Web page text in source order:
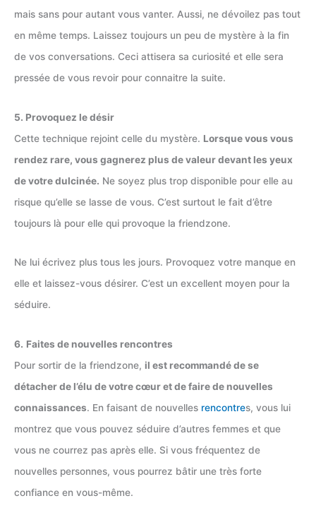
mais sans pour autant vous vanter. Aussi, ne dévoilez pas tout
en même temps. Laissez toujours un peu de mystère à la fin
de vos conversations. Ceci attisera sa curiosité et elle sera
pressée de vous revoir pour connaitre la suite.
5. Provoquez le désir
Cette technique rejoint celle du mystère. Lorsque vous vous
rendez rare, vous gagnerez plus de valeur devant les yeux
de votre dulcinée. Ne soyez plus trop disponible pour elle au
risque qu’elle se lasse de vous. C’est surtout le fait d’être
toujours là pour elle qui provoque la friendzone.
Ne lui écrivez plus tous les jours. Provoquez votre manque en
elle et laissez-vous désirer. C’est un excellent moyen pour la
séduire.
6. Faites de nouvelles rencontres
Pour sortir de la friendzone, il est recommandé de se
détacher de l’élu de votre cœur et de faire de nouvelles
connaissances. En faisant de nouvelles rencontres, vous lui
montrez que vous pouvez séduire d’autres femmes et que
vous ne courrez pas après elle. Si vous fréquentez de
nouvelles personnes, vous pourrez bâtir une très forte
confiance en vous-même.